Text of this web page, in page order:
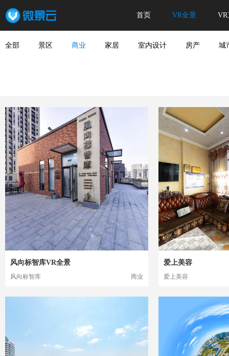
首页 VR全景 VR
全部 景区 商业 家居 室内设计 房产 城
风向标智库VR全景
风向标智库 商业
爱上美容
爱上美容